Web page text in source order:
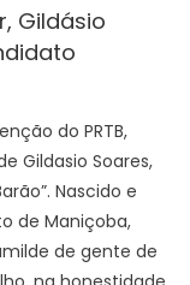
Gildásio
do PRTB,
Gildasio Soares,
Nascido e
de Maniçoba,
de gente de